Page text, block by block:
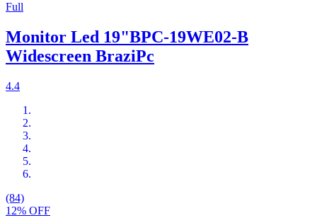
Full
Monitor Led 19"BPC-19WE02-B
Widescreen BraziPc
4.4
(84)
12% OFF